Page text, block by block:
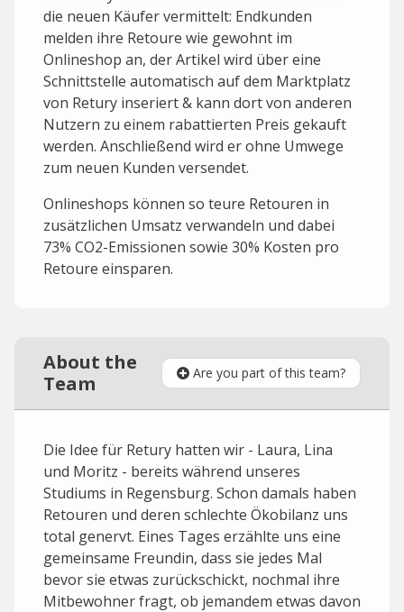
die neuen Käufer vermittelt: Endkunden
melden ihre Retoure wie gewohnt im
Onlineshop an, der Artikel wird über eine
Schnittstelle automatisch auf dem Marktplatz
von Retury inseriert & kann dort von anderen
Nutzern zu einem rabattierten Preis gekauft
werden. Anschließend wird er ohne Umwege
zum neuen Kunden versendet.
Onlineshops können so teure Retouren in
zusätzlichen Umsatz verwandeln und dabei
73% CO2-Emissionen sowie 30% Kosten pro
Retoure einsparen.
About the
Team
Are you part of this team?
Die Idee für Retury hatten wir - Laura, Lina
und Moritz - bereits während unseres
Studiums in Regensburg. Schon damals haben
Retouren und deren schlechte Ökobilanz uns
total genervt. Eines Tages erzählte uns eine
gemeinsame Freundin, dass sie jedes Mal
bevor sie etwas zurückschickt, nochmal ihre
Mitbewohner fragt, ob jemandem etwas davon